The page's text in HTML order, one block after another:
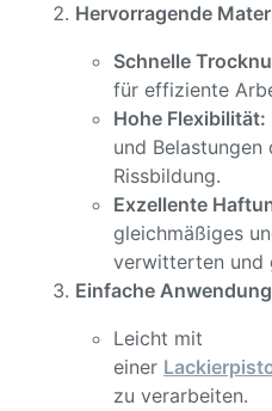
Hervorragende
Schnelle
für effiziente
Hohe Flexibilität:
und Belastungen
Rissbildung.
Exzellente
gleichmäßiges
verwitterten und
Einfache
Leicht mit
einer
zu verarbeiten.